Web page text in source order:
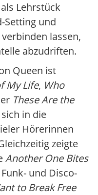
Lehrstück
Setting und
lassen,
abzudriften.
Queen ist
My Life, Who
These Are the
in die
Hörerinnen
zeigte
Another One Bites
und Disco-
to Break Free